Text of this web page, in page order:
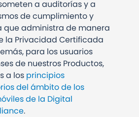
a auditorías y a
de cumplimiento y
que administra de manera
la Privacidad Certificada
para los usuarios
de nuestros Productos,
a los principios
del ámbito de los
de la Digital
.